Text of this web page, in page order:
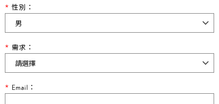
性別：
需求：
Email：